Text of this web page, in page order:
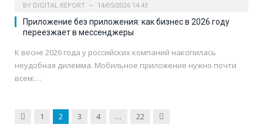
BY DIGITAL REPORT 14/05/2026 14:43
Приложение без приложения: как бизнес в 2026 году
переезжает в мессенджеры
К весне 2026 года у российских компаний накопилась
неудобная дилемма. Мобильное приложение нужно почти
всем:…
Previous
1 2 3 4 … 22 Next